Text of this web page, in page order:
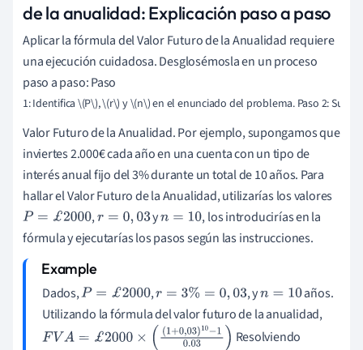
de la anualidad: Explicación paso a paso
Aplicar la fórmula del Valor Futuro de la Anualidad requiere
una ejecución cuidadosa. Desglosémosla en un proceso
paso a paso: Paso
1: Identifica \(P\), \(r\) y \(n\) en el enunciado del problema. Paso 2:
Valor Futuro de la Anualidad. Por ejemplo, supongamos que
inviertes 2.000€ cada año en una cuenta con un tipo de
interés anual fijo del 3% durante un total de 10 años. Para
hallar el Valor Futuro de la Anualidad, utilizarías los valores
P= £2000 ,r= 0,03 yn=10
, los introducirías en la
fórmula y ejecutarías los pasos según las instrucciones.
Dados,P= £2000 ,r= 3%=0,03 , yn=10
años.
Utilizando la fórmula del valor futuro de la anualidad,
FVA=£2000×((1+0, 03 10−10.03)
Resolviendo